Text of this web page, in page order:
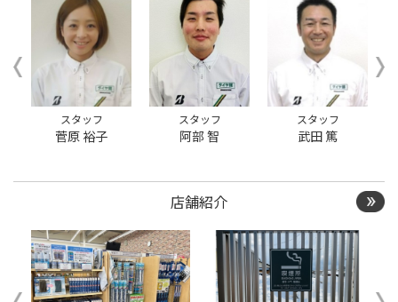
クローク契約会員専用タ
イヤ履き替え※タイヤ履
き替えを希望のクローク
契約会員の方はこちらを
選択ください
本日のタイヤ履き替え順
番待ち予約 ※クローク契
約会員の方はご利用いた
スタッフ
菅原 裕子
スタッフ
阿部 智
スタッフ
武田 篤
店舗紹介